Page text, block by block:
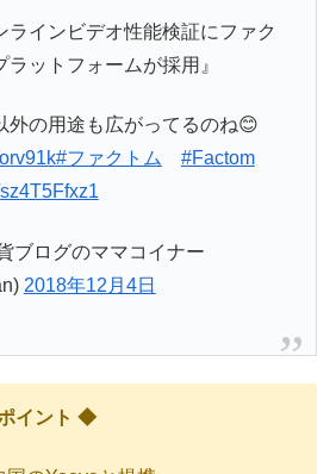
ラインビデオ性能検証にファク
ラットフォームが採用』
外の用途も広がってるのね😊
#ファクトム
#Factom
ブログのママコイナー
2018年12月4日
イント ◆